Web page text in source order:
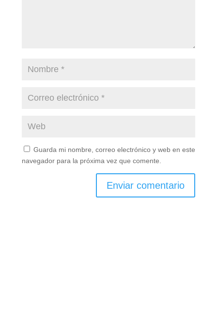
Guarda mi nombre, correo electrónico y web en este
navegador para la próxima vez que comente.